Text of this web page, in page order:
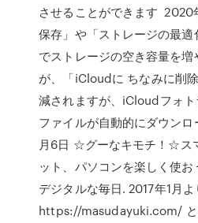
させることができます 2020
保存」や「ストレージの最適
でストレージの空き容量を
が、「iCloudに ちなみに削
減されますが、iCloudフォ
ファイルが自動的にダウン
月6日 ☆グーなキモチ！☆ス
ット、パソコンを楽しく使
デジタルな毎日. 2017年1月よ
https://masudayuki.com/ と